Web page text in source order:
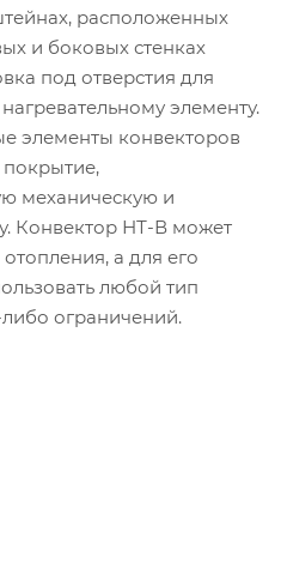
расположенных
и боковых стенках
под отверстия для
элементу.
элементы конвекторов
механическую и
Конвектор НТ-В может
а для его
любой тип
ограничений.